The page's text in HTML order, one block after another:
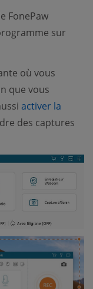
FonePaw
sur
où vous
que vous
activer la
des captures